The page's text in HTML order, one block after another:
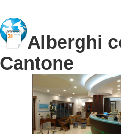
Alberghi
Cantone